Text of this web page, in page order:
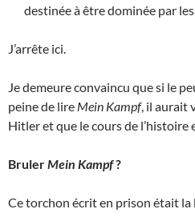
destinée à être dominée par
J’arrête ici.
Je demeure convaincu que si le
peine de lire Mein Kampf, il aurait
Hitler et que le cours de l’histoire
BrulerMein Kampf?
Ce torchon écrit en prison était la